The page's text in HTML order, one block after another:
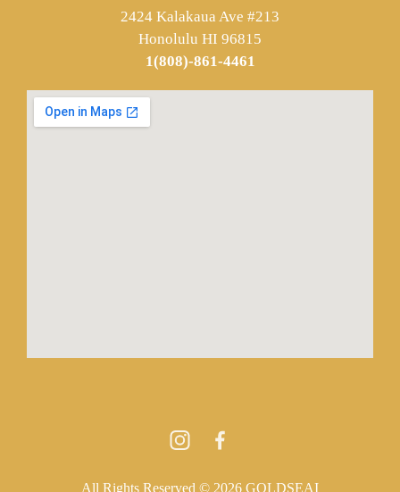
2424 Kalakaua Ave #213
Honolulu HI 96815
1(808)-861-4461
All Rights Reserved © 2026 GOLDSEAI